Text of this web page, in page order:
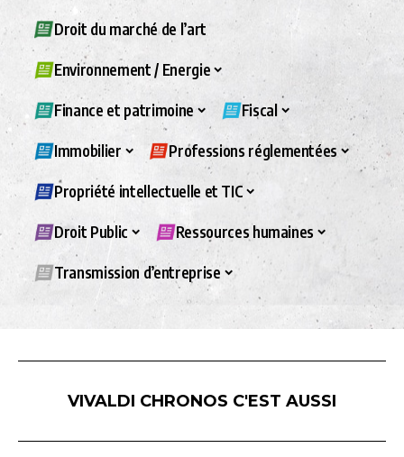
Droit du marché de l’art
Environnement / Energie
Finance et patrimoine Fiscal
Immobilier Professions réglementées
Propriété intellectuelle et TIC
Droit Public Ressources humaines
Transmission d’entreprise
VIVALDI CHRONOS C'EST AUSSI